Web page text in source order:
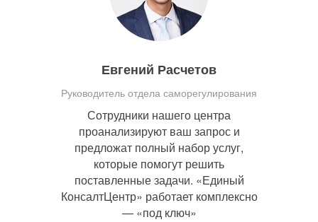
Евгений Расчетов
Руководитель отдела саморегулирования
Сотрудники нашего центра
проанализируют ваш запрос и
предложат полный набор услуг,
которые помогут решить
поставленные задачи. «Единый
КонсалтЦентр» работает комплексно
— «под ключ»